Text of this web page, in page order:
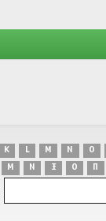
K L M N O
Μ Ν Ξ Ο Π